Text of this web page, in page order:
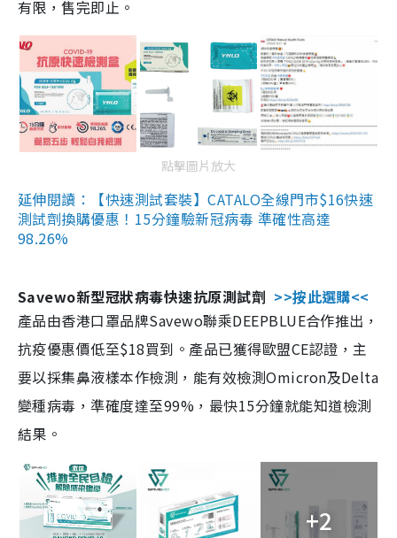
有限，售完即止。
點擊圖片放大
延伸閱讀：【快速測試套裝】CATALO全線門市$16快速
測試劑換購優惠！15分鐘驗新冠病毒 準確性高達
98.26%
Savewo新型冠狀病毒快速抗原測試劑 >>按此選購<<
產品由香港口罩品牌Savewo聯乘DEEPBLUE合作推出，
抗疫優惠價低至$18買到。產品已獲得歐盟CE認證，主
要以採集鼻液樣本作檢測，能有效檢測Omicron及Delta
變種病毒，準確度達至99%，最快15分鐘就能知道檢測
結果。
+2